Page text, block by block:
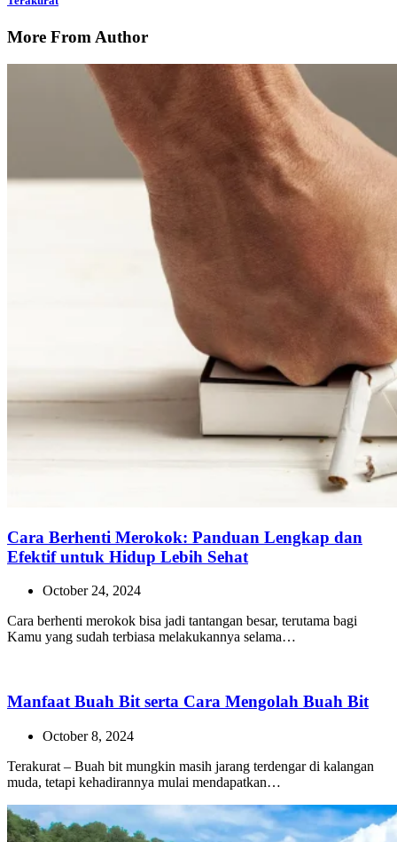
More From Author
Cara Berhenti Merokok: Panduan Lengkap dan
Efektif untuk Hidup Lebih Sehat
October 24, 2024
Cara berhenti merokok bisa jadi tantangan besar, terutama bagi
Kamu yang sudah terbiasa melakukannya selama…
Manfaat Buah Bit serta Cara Mengolah Buah Bit
October 8, 2024
Terakurat – Buah bit mungkin masih jarang terdengar di kalangan
muda, tetapi kehadirannya mulai mendapatkan…